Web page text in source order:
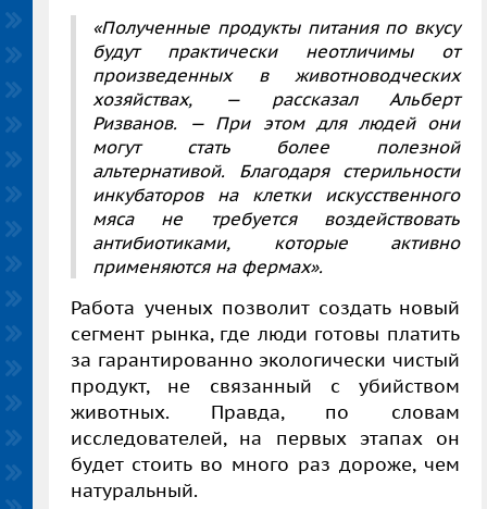
«Полученные продукты питания по вкусу
будут практически неотличимы от
произведенных в животноводческих
хозяйствах, — рассказал Альберт
Ризванов. — При этом для людей они
могут стать более полезной
альтернативой. Благодаря стерильности
инкубаторов на клетки искусственного
мяса не требуется воздействовать
антибиотиками, которые активно
применяются на фермах».
Работа ученых позволит создать новый
сегмент рынка, где люди готовы платить
за гарантированно экологически чистый
продукт, не связанный с убийством
животных. Правда, по словам
исследователей, на первых этапах он
будет стоить во много раз дороже, чем
натуральный.